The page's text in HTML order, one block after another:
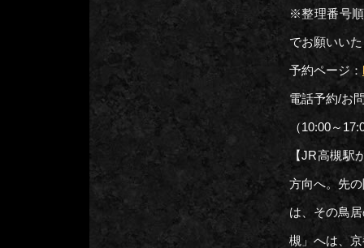
※整理番号
でお願いい
予約ページ：
電話予約/お
（10:00～
【JR高槻駅
方向へ。先
は、その鳥
槻」へは、